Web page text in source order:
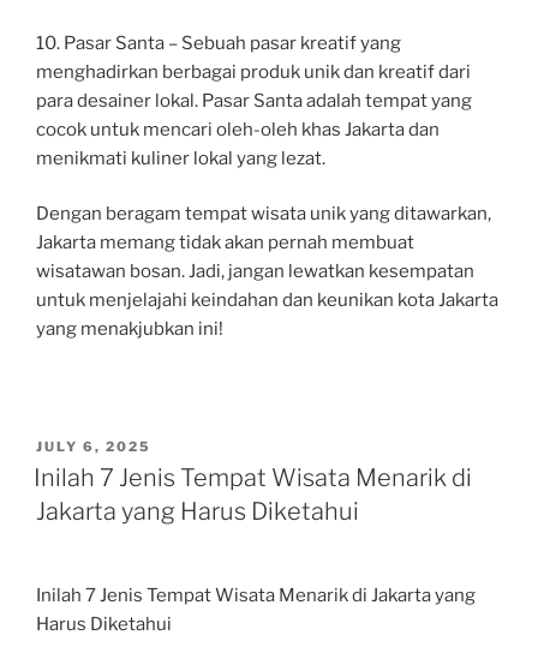
10. Pasar Santa – Sebuah pasar kreatif yang
menghadirkan berbagai produk unik dan kreatif dari
para desainer lokal. Pasar Santa adalah tempat yang
cocok untuk mencari oleh-oleh khas Jakarta dan
menikmati kuliner lokal yang lezat.
Dengan beragam tempat wisata unik yang ditawarkan,
Jakarta memang tidak akan pernah membuat
wisatawan bosan. Jadi, jangan lewatkan kesempatan
untuk menjelajahi keindahan dan keunikan kota Jakarta
yang menakjubkan ini!
POSTED
ON
JULY 6, 2025
Inilah 7 Jenis Tempat Wisata Menarik di
Jakarta yang Harus Diketahui
Inilah 7 Jenis Tempat Wisata Menarik di Jakarta yang
Harus Diketahui